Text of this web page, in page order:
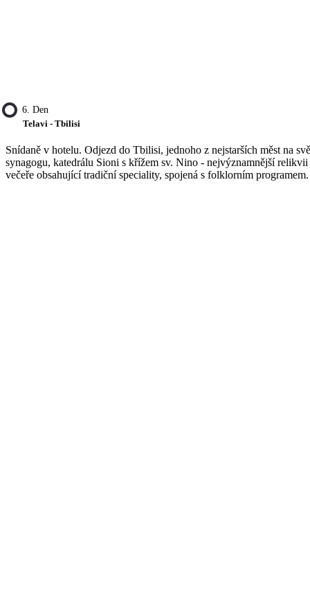
6. Den
Telavi - Tbilisi
Snídaně v hotelu. Odjezd do Tbilisi, jednoho z nejstarších měst na
synagogu, katedrálu Sioni s křížem sv. Nino - nejvýznamnější
večeře obsahující tradiční speciality, spojená s folklorním